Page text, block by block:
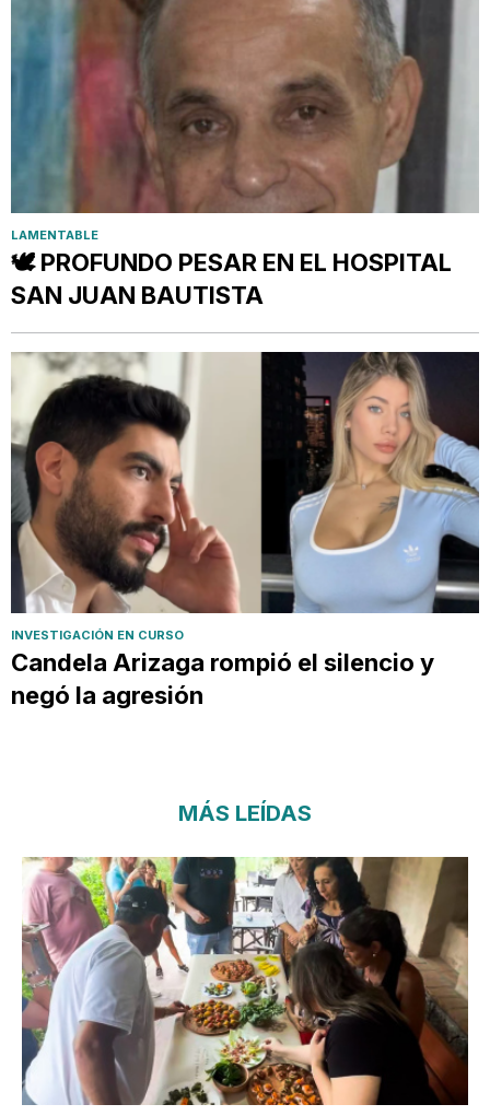
LAMENTABLE
🕊️ PROFUNDO PESAR EN EL HOSPITAL
SAN JUAN BAUTISTA
INVESTIGACIÓN EN CURSO
Candela Arizaga rompió el silencio y
negó la agresión
MÁS LEÍDAS